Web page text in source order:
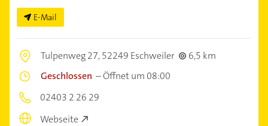
E-Mail
Tulpenweg 27,52249 Eschweiler
6,5 km
Geschlossen –Öffnet um 08:00
02403 2 26 29
Webseite